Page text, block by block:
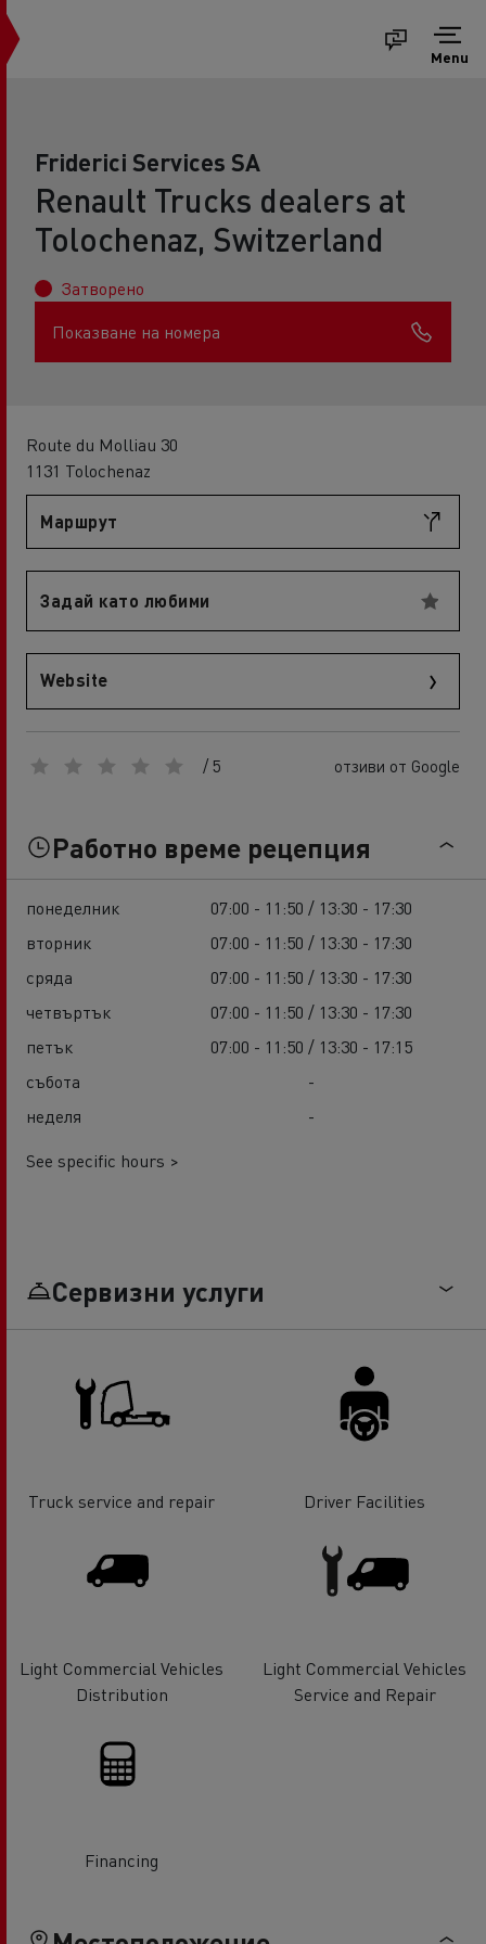
Menu
Friderici Services SA
Renault Trucks dealers at
Tolochenaz, Switzerland
Затворено
Показване на номера
Route du Molliau 30
1131 Tolochenaz
Маршрут
Задай като любими
Website
/ 5 отзиви от Google
Работно време рецепция
понеделник
07:00 - 11:50 / 13:30 - 17:30
вторник
07:00 - 11:50 / 13:30 - 17:30
сряда
07:00 - 11:50 / 13:30 - 17:30
четвъртък
07:00 - 11:50 / 13:30 - 17:30
петък
07:00 - 11:50 / 13:30 - 17:15
събота
-
неделя
-
See specific hours >
Сервизни услуги
Truck service and repair Driver Facilities
Light Commercial Vehicles
Distribution
Light Commercial Vehicles
Service and Repair
Financing